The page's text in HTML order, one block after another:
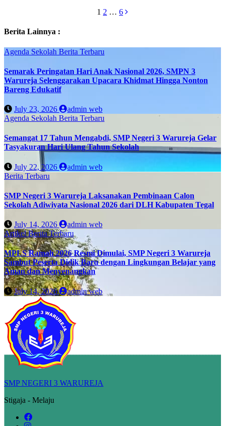
pagination
1 2 … 6
Berita Lainnya :
Agenda Sekolah Berita Terbaru
Semarak Peringatan Hari Anak Nasional 2026, SMPN 3
Warureja Selenggarakan Upacara Khidmat Hingga Nonton
Bareng Edukatif
July 23, 2026
admin web
Agenda Sekolah Berita Terbaru
Semangat 17 Tahun Mengabdi, SMP Negeri 3 Warureja Gelar
Tasyakuran Hari Ulang Tahun Sekolah
July 22, 2026
admin web
Berita Terbaru
SMP Negeri 3 Warureja Laksanakan Pembinaan Calon
Sekolah Adiwiyata Nasional 2026 dari DLH Kabupaten Tegal
July 14, 2026
admin web
ArtikelBerita Terbaru
MPLS Ramah 2026 Resmi Dimulai, SMP Negeri 3 Warureja
Sambut Peserta Didik Baru dengan Lingkungan Belajar yang
Aman dan Menyenangkan
July 14, 2026 admin web
SMP NEGERI 3 WARUREJA
Stigaja - Melaju